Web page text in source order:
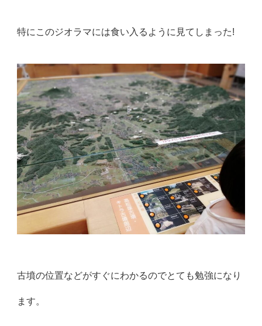
特にこのジオラマには食い入るように見てしまった!
古墳の位置などがすぐにわかるのでとても勉強になり
ます。